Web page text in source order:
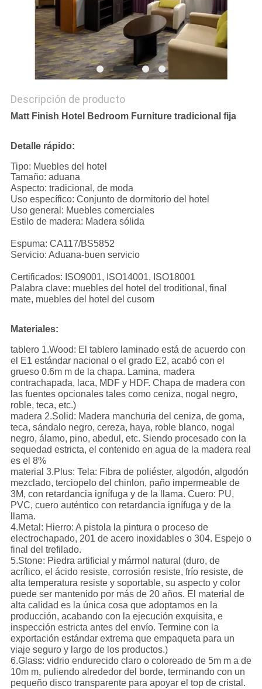
Descripción de producto
Matt Finish Hotel Bedroom Furniture tradicional fija
Detalle rápido:
Tipo: Muebles del hotel
Tamaño: aduana
Aspecto: tradicional, de moda
Uso específico: Conjunto de dormitorio del hotel
Uso general: Muebles comerciales
Estilo de madera: Madera sólida
Espuma: CA117/BS5852
Servicio: Aduana-buen servicio
Certificados: ISO9001, ISO14001, ISO18001
Palabra clave: muebles del hotel del troditional, final
mate, muebles del hotel del cusom
Materiales:
tablero 1.Wood: El tablero laminado está de acuerdo con
el E1 estándar nacional o el grado E2, acabó con el
grueso 0.6m m de la chapa. Lamina, madera
contrachapada, laca, MDF y HDF. Chapa de madera con
las fuentes opcionales tales como ceniza, nogal negro,
roble, teca, etc.)
madera 2.Solid: Madera manchuria del ceniza, de goma,
teca, sándalo negro, cereza, haya, roble blanco, nogal
negro, álamo, pino, abedul, etc. Siendo procesado con la
sequedad estricta, el contenido en agua de la madera real
es el 8%
material 3.Plus: Tela: Fibra de poliéster, algodón, algodón
mezclado, terciopelo del chinlon, paño impermeable de
3M, con retardancia ignífuga y de la llama. Cuero: PU,
PVC, cuero auténtico con retardancia ignífuga y de la
llama.
4.Metal: Hierro: A pistola la pintura o proceso de
electrochapado, 201 de acero inoxidables o 304. Espejo o
final del trefilado.
5.Stone: Piedra artificial y mármol natural (duro, de
acrílico, el ácido resiste, corrosión resiste, frío resiste, de
alta temperatura resiste y soportable, su aspecto y color
puede ser mantenido por másde 20 años. El material de
alta calidad es la única cosa que adoptamos en la
producción, acabando con la ejecución exquisita, e
inspección estricta antes del envío. Termine con la
exportación estándar extrema que empaqueta para un
viaje seguro y largo de los productos.)
6.Glass: vidrio endurecido claro o coloreado de 5m m a de
10m m, puliendo alrededor del borde, terminando con un
pequeño disco transparente para apoyar el top de cristal.